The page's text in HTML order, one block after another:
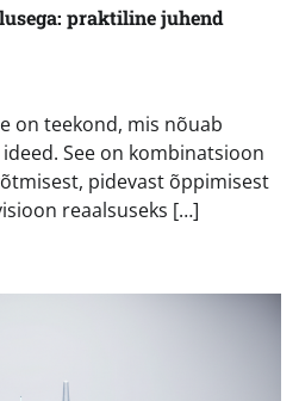
praktiline juhend
on teekond, mis nõuab
See on kombinatsioon
pidevast õppimisest
reaalsuseks […]